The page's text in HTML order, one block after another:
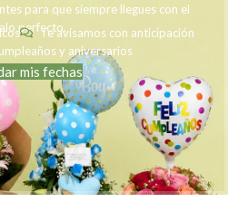
para que siempre llegues con el
perfecto.Te avisamos con anticipación
y aniversarios
mis fechas